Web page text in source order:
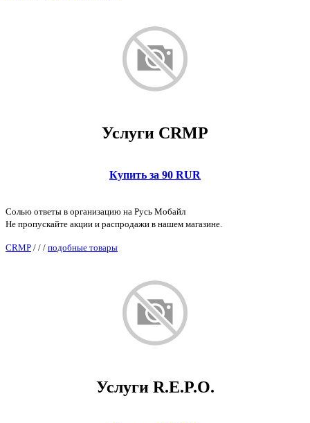
Услуги CRMP
Купить за 90 RUR
Солью ответы в организацию на Русь Мобайл
Не пропускайте акции и распродажи в нашем магазине.
CRMP / / / подобные товары
Услуги R.E.P.O.